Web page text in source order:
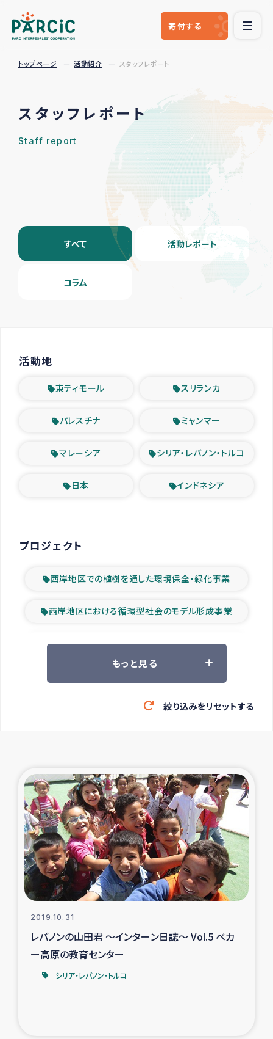
寄付する
トップページ 活動紹介 スタッフレポート
スタッフレポート
Staff report
すべて 活動レポート
コラム
活動地
東ティモール スリランカ
パレスチナ ミャンマー
マレーシア シリア・レバノン・トルコ
日本 インドネシア
プロジェクト
西岸地区での植樹を通した環境保全・緑化事業
西岸地区における循環型社会のモデル形成事業
ツアー参加者の声
緊急救援の時代
東ティモール豪雨緊急支援
大雨による洪水被災者支援
カカオ生産者支援事業
シリア国内避難民・帰還民の生活再建支援
トルコにおけるシリア難民支援事業
インドネシア中部 スラウェシの地震・津波被災者支援
もっと見る
絞り込みをリセットする
2019.10.31
レバノンの山田君 ～インターン日誌～ Vol.5 ベカ
ー高原の教育センター
シリア・レバノン・トルコ